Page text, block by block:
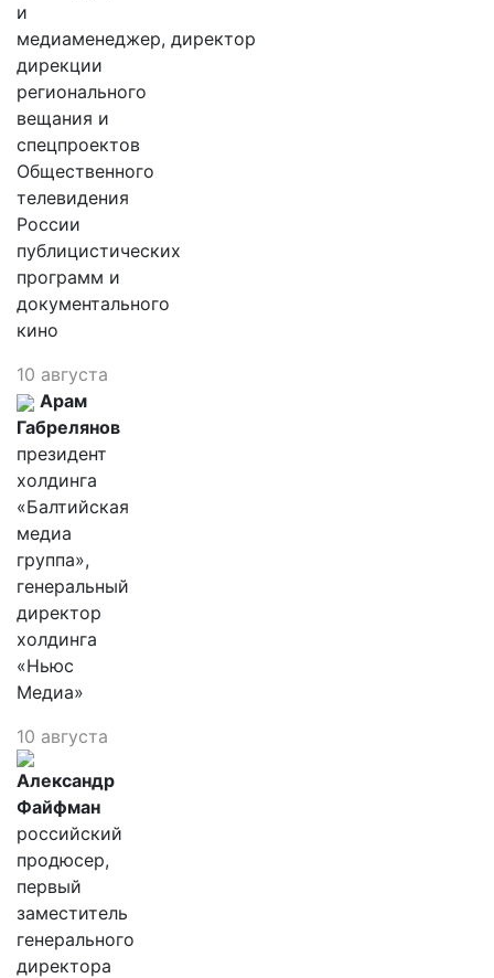
и
медиаменеджер, директор
дирекции
регионального
вещания и
спецпроектов
Общественного
телевидения
России
публицистических
программ и
документального
кино
10 августа
Арам
Габрелянов
президент
холдинга
«Балтийская
медиа
группа»,
генеральный
директор
холдинга
«Ньюс
Медиа»
10 августа
Александр
Файфман
российский
продюсер,
первый
заместитель
генерального
директора